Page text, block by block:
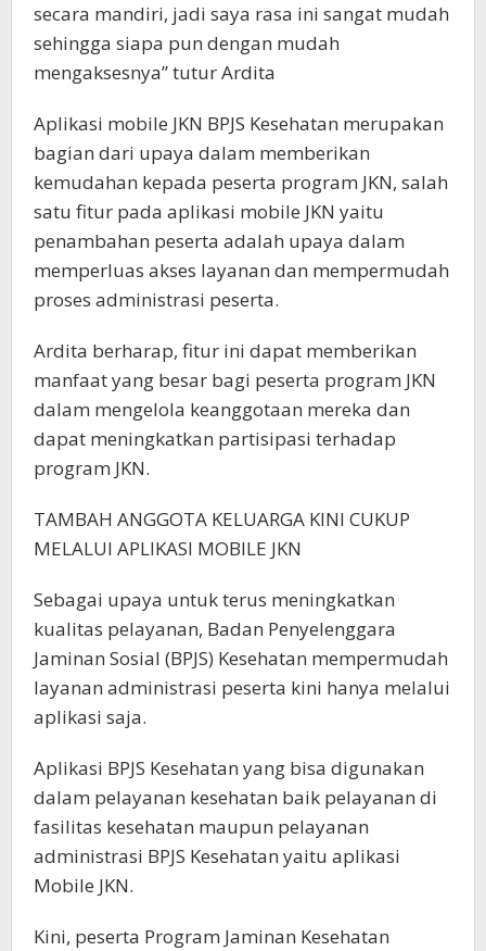
secara mandiri, jadi saya rasa ini sangat mudah
sehingga siapa pun dengan mudah
mengaksesnya” tutur Ardita
Aplikasi mobile JKN BPJS Kesehatan merupakan
bagian dari upaya dalam memberikan
kemudahan kepada peserta program JKN, salah
satu fitur pada aplikasi mobile JKN yaitu
penambahan peserta adalah upaya dalam
memperluas akses layanan dan mempermudah
proses administrasi peserta.
Ardita berharap, fitur ini dapat memberikan
manfaat yang besar bagi peserta program JKN
dalam mengelola keanggotaan mereka dan
dapat meningkatkan partisipasi terhadap
program JKN.
TAMBAH ANGGOTA KELUARGA KINI CUKUP
MELALUI APLIKASI MOBILE JKN
Sebagai upaya untuk terus meningkatkan
kualitas pelayanan, Badan Penyelenggara
Jaminan Sosial (BPJS) Kesehatan mempermudah
layanan administrasi peserta kini hanya melalui
aplikasi saja.
Aplikasi BPJS Kesehatan yang bisa digunakan
dalam pelayanan kesehatan baik pelayanan di
fasilitas kesehatan maupun pelayanan
administrasi BPJS Kesehatan yaitu aplikasi
Mobile JKN.
Kini, peserta Program Jaminan Kesehatan